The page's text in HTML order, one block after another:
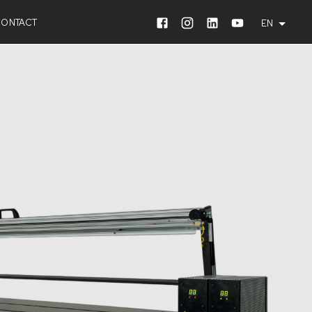
EN
BUDGET